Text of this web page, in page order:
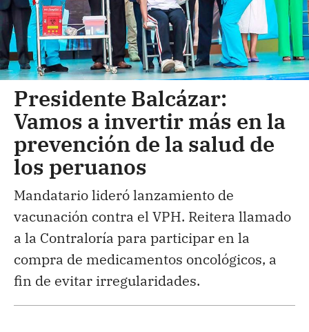
Presidente Balcázar:
Vamos a invertir más en la
prevención de la salud de
los peruanos
Mandatario lideró lanzamiento de
vacunación contra el VPH. Reitera llamado
a la Contraloría para participar en la
compra de medicamentos oncológicos, a
fin de evitar irregularidades.